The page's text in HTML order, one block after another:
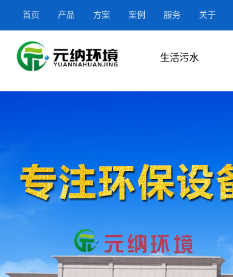
首页 产品 方案 案例 服务 关于
生活污水